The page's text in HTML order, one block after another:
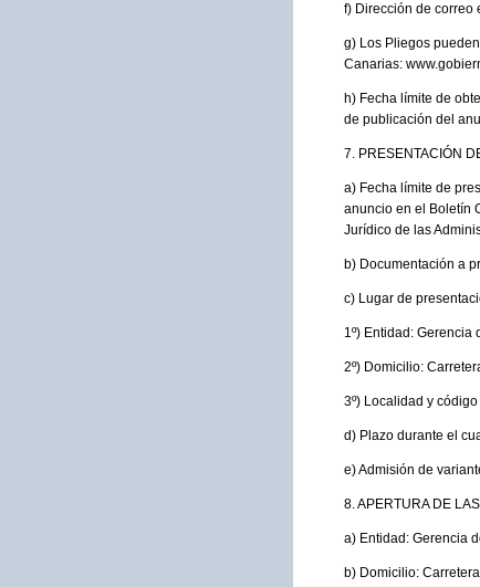
f) Dirección de correo
g) Los Pliegos
Canarias:
h) Fecha límite de
de publicación del
7. PRESENTACIÓN
a) Fecha límite de
anuncio en el Boletín
Jurídico de las
b) Documentación a
c) Lugar de
1º) Entidad:
2º) Domicilio:
3º) Localidad y
d) Plazo durante el
e) Admisión de
8. APERTURA DE
a) Entidad: Gerencia
b) Domicilio: